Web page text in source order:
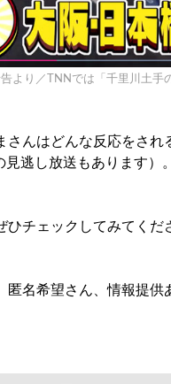
より／TNNでは「千里川土手
さんはどんな反応をさ
見逃し放送もあります）。
ひチェックしてみてくだ
匿名希望さん、情報提供